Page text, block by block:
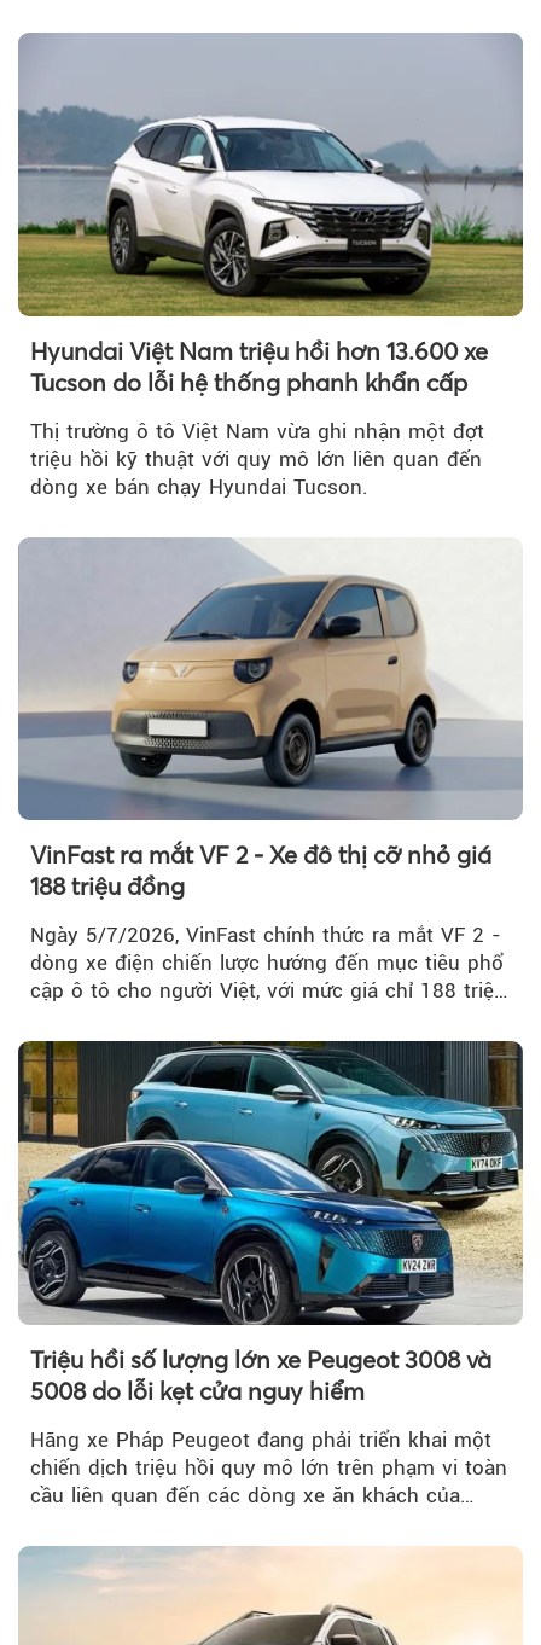
Hyundai Việt Nam triệu hồi hơn 13.600 xe
Tucson do lỗi hệ thống phanh khẩn cấp
Thị trường ô tô Việt Nam vừa ghi nhận một đợt
triệu hồi kỹ thuật với quy mô lớn liên quan đến
dòng xe bán chạy Hyundai Tucson.
VinFast ra mắt VF 2 - Xe đô thị cỡ nhỏ giá
188 triệu đồng
Ngày 5/7/2026, VinFast chính thức ra mắt VF 2 -
dòng xe điện chiến lược hướng đến mục tiêu phổ
cập ô tô cho người Việt, với mức giá chỉ 188 triệu
Triệu hồi số lượng lớn xe Peugeot 3008 và
5008 do lỗi kẹt cửa nguy hiểm
Hãng xe Pháp Peugeot đang phải triển khai một
chiến dịch triệu hồi quy mô lớn trên phạm vi toàn
cầu liên quan đến các dòng xe ăn khách của